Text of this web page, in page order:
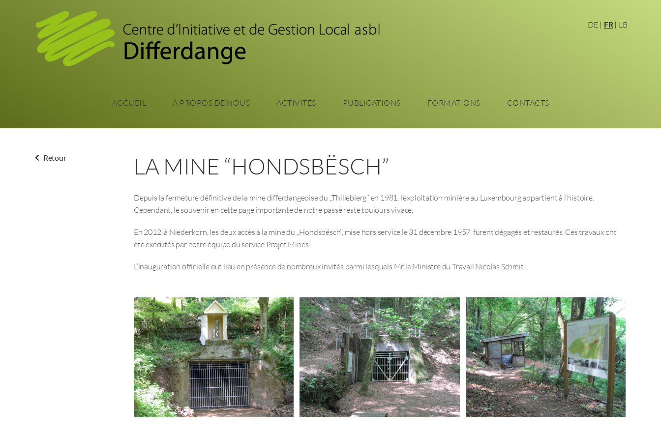
contenu
principal
DE FR LB
ACCUEIL À PROPOS DE NOUS ACTIVITÉS PUBLICATIONS FORMATIONS CONTACTS
Retour LA MINE “HONDSBËSCH”
Depuis la fermeture définitive de la mine differdangeoise du ,,Thillebierg‘‘ en 1981, l’exploitation minière au Luxembourg appartient à l’histoire.
Cependant, le souvenir en cette page importante de notre passé reste toujours vivace.
En 2012, à Niederkorn, les deux accès à la mine du ,,Hondsbësch‘‘, mise hors service le 31 décembre 1957, furent dégagés et restaurés. Ces travaux ont
été exécutés par notre équipe du service Projet Mines.
L’inauguration officielle eut lieu en présence de nombreux invités parmi lesquels Mr le Ministre du Travail Nicolas Schmit.